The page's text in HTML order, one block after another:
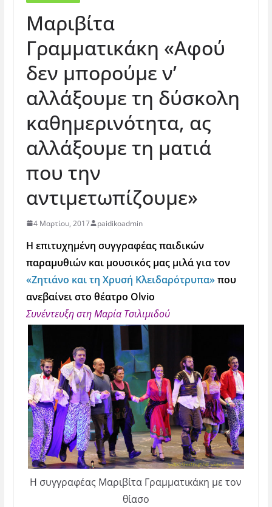
Μαριβίτα
Γραμματικάκη «Αφού
δεν μπορούμε ν’
αλλάξουμε τη δύσκολη
καθημερινότητα, ας
αλλάξουμε τη ματιά
που την
αντιμετωπίζουμε»
4 Μαρτίου, 2017 paidikoadmin
Η επιτυχημένη συγγραφέας παιδικών
παραμυθιών και μουσικός μας μιλά για τον
«Ζητιάνο και τη Χρυσή Κλειδαρότρυπα»που
ανεβαίνει στο θέατρο Olvio
Συνέντευξη στη Μαρία Τσιλιμιδού
Η συγγραφέας Μαριβίτα Γραμματικάκη με τον
θίασο